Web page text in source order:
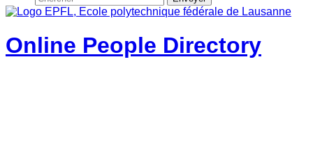
Online People Directory